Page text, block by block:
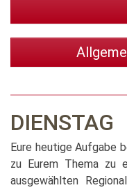
DIENSTAG
Eure heutige Aufgabe
zu Eurem Thema zu
ausgewählten